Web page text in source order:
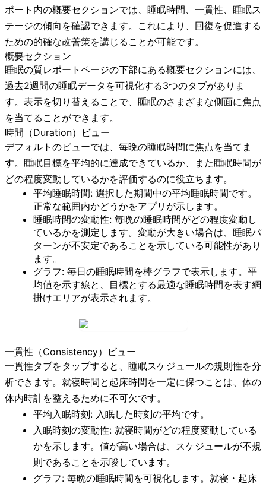
ポート内の概要セクションでは、睡眠時間、一貫性、睡眠ス
テージの傾向を確認できます。これにより、回復を促進する
ための的確な改善策を講じることが可能です。
概要セクション
睡眠の質レポートページの下部にある概要セクションには、
過去2週間の睡眠データを可視化する3つのタブがありま
す。表示を切り替えることで、睡眠のさまざまな側面に焦点
を当てることができます。
時間（Duration）ビュー
デフォルトのビューでは、毎晩の睡眠時間に焦点を当てま
す。睡眠目標を平均的に達成できているか、また睡眠時間が
どの程度変動しているかを評価するのに役立ちます。
平均睡眠時間: 選択した期間中の平均睡眠時間です。
正常な範囲内かどうかをアプリが示します。
睡眠時間の変動性: 毎晩の睡眠時間がどの程度変動し
ているかを測定します。変動が大きい場合は、睡眠パ
ターンが不安定であることを示している可能性があり
ます。
グラフ: 毎日の睡眠時間を棒グラフで表示します。平
均値を示す線と、目標とする最適な睡眠時間を表す網
掛けエリアが表示されます。
一貫性（Consistency）ビュー
一貫性タブをタップすると、睡眠スケジュールの規則性を分
析できます。就寝時間と起床時間を一定に保つことは、体の
体内時計を整えるために不可欠です。
平均入眠時刻: 入眠した時刻の平均です。
入眠時刻の変動性: 就寝時間がどの程度変動している
かを示します。値が高い場合は、スケジュールが不規
則であることを示唆しています。
グラフ: 毎晩の睡眠時間を可視化します。就寝・起床